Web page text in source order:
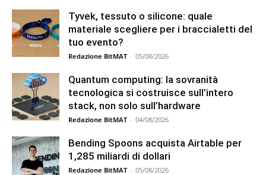
Tyvek, tessuto o silicone: quale
materiale scegliere per i braccialetti del
tuo evento?
Redazione BitMAT - 05/08/2026
Quantum computing: la sovranità
tecnologica si costruisce sull’intero
stack, non solo sull’hardware
Redazione BitMAT - 04/08/2026
Bending Spoons acquista Airtable per
1,285 miliardi di dollari
Redazione BitMAT - 05/08/2026